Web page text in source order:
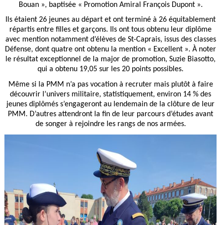
Bouan », baptisée « Promotion Amiral François Dupont ».
Ils étaient 26 jeunes au départ et ont terminé à 26 équitablement
répartis entre filles et garçons. Ils ont tous obtenu leur diplôme
avec mention notamment d’élèves de St-Caprais, issus des classes
Défense, dont quatre ont obtenu la mention « Excellent ». À noter
le résultat exceptionnel de la major de promotion, Suzie Biasotto,
qui a obtenu 19,05 sur les 20 points possibles.
Même si la PMM n’a pas vocation à recruter mais plutôt à faire
découvrir l’univers militaire, statistiquement, environ 14 % des
jeunes diplômés s’engageront au lendemain de la clôture de leur
PMM. D’autres attendront la fin de leur parcours d’études avant
de songer à rejoindre les rangs de nos armées.